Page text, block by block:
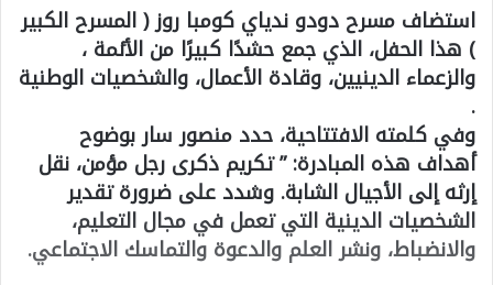
استضاف مسرح دودو ندياي كومبا روز ( المسرح الكبير
) هذا الحفل، الذي جمع حشدًا كبيرًا من الأئمة ،
والزعماء الدينيين، وقادة الأعمال، والشخصيات الوطنية
.
وفي كلمته الافتتاحية، حدد منصور سار بوضوح
أهداف هذه المبادرة: ” تكريم ذكرى رجل مؤمن، نقل
إرثه إلى الأجيال الشابة. وشدد على ضرورة تقدير
الشخصيات الدينية التي تعمل في مجال التعليم،
والانضباط، ونشر العلم والدعوة والتماسك الاجتماعي.